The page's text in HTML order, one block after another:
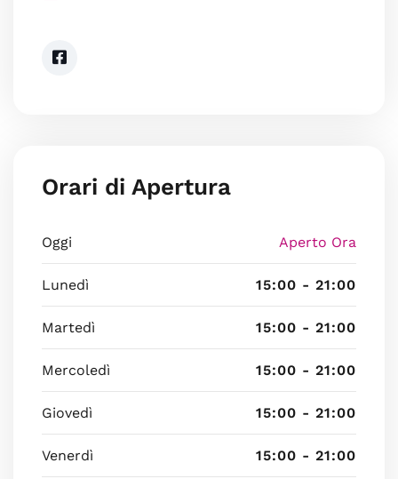
Orari di Apertura
Oggi Aperto Ora
Lunedì 15:00 - 21:00
Martedì 15:00 - 21:00
Mercoledì 15:00 - 21:00
Giovedì 15:00 - 21:00
Venerdì 15:00 - 21:00